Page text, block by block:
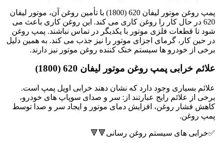
پمپ روغن موتور لیفان 620 (1800) با تأمین روغن آن، موتور لیفان
620 در حال کار را روغن کاری می کند. این روغن کاری باعث می
شود تا قطعات فلزی موتور با یکدیگر در تماس نباشند. پمپ روغن
در حین کار، گرمای اجزای موتور را نیز جذب می کند. به همین دلیل
برخی از خودرو ها سیستم خنک کننده روغن موتور نیز دارند.
علائم خرابی پمپ روغن موتور لیفان 620 (1800)
علائم بسیاری وجود دارد که نشان دهند خرابی اویل پمپ است.
برخی از علائم رایج عبارتند از: سر و صدای سوپاپ های خودرو،
کاهش فشار روغن، افزایش دمای موتور و ایجاد سر و صدا توسط
پمپ روغن.
‌✅خرابی های سیستم روغن رسانی🔻🔻